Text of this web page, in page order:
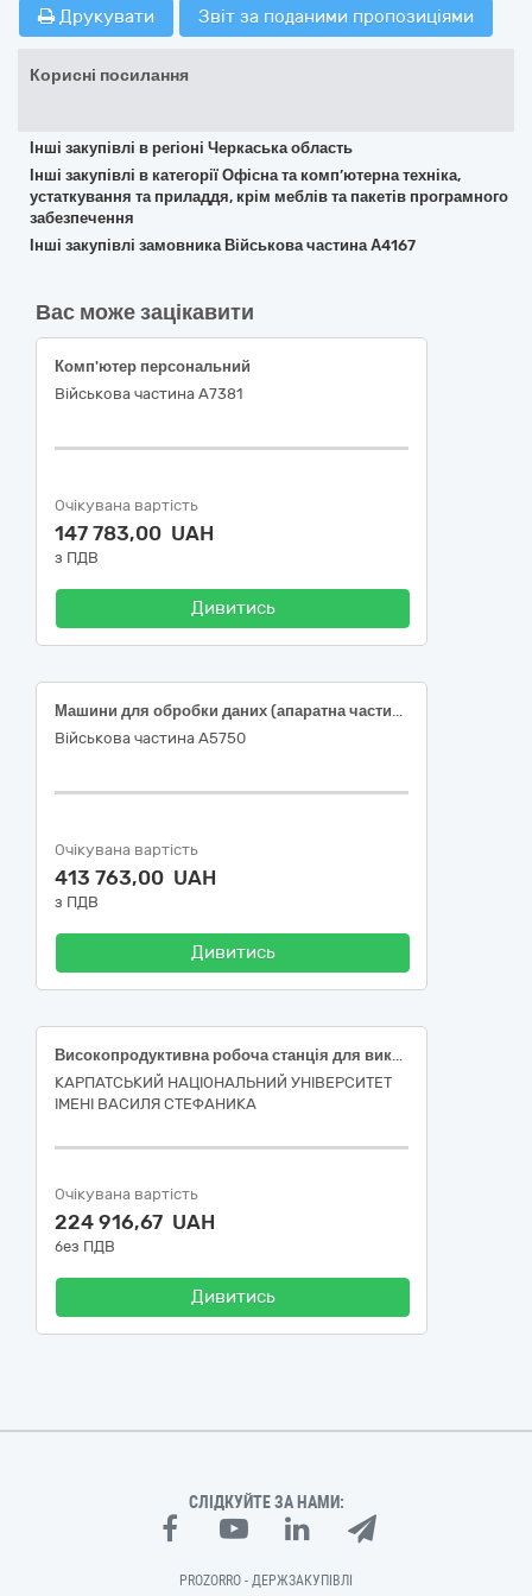
Друкувати Звіт за поданими пропозиціями
Корисні посилання
Інші закупівлі в регіоні Черкаська область
Інші закупівлі в категорії Офісна та комп’ютерна техніка,
устаткування та приладдя, крім меблів та пакетів програмного
забезпечення
Інші закупівлі замовника Військова частина А4167
Вас може зацікавити
Комп'ютер персональний
Військова частина А7381
Очікувана вартість
147 783,00 UAH
з ПДВ
Дивитись
Машини для обробки даних (апаратна частина)ноутбуки))
Військова частина А5750
Очікувана вартість
413 763,00 UAH
з ПДВ
Дивитись
Високопродуктивна робоча станція для виконання наукових обчислень в рамках коштів базового фінансування за результатами державної атестації, код ДК 021:2015 (CPV) : 30210000-4 Машини для обробки даних (апаратна частина)
КАРПАТСЬКИЙ НАЦІОНАЛЬНИЙ УНІВЕРСИТЕТ
ІМЕНІ ВАСИЛЯ СТЕФАНИКА
Очікувана вартість
224 916,67 UAH
без ПДВ
Дивитись
СЛІДКУЙТЕ ЗА НАМИ:
PROZORRO - ДЕРЖЗАКУПІВЛІ